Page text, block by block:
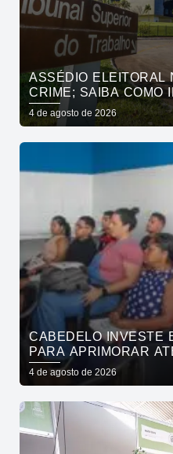
ASSÉDIO ELEITORAL
CRIME; SAIBA COMO
4 de agosto de 2026
CABEDELO INVESTE
PARA APRIMORAR
DE BARES E
4 de agosto de 2026